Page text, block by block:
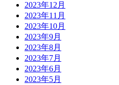
2023年12月
2023年11月
2023年10月
2023年9月
2023年8月
2023年7月
2023年6月
2023年5月